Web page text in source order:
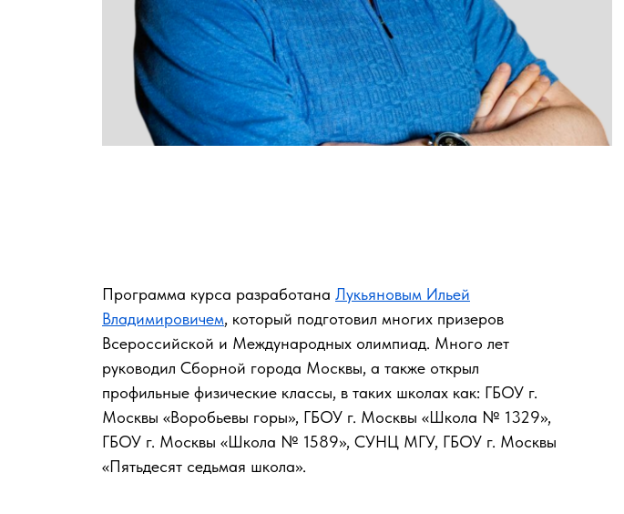
Программа курса разработана Лукьяновым Ильей
Владимировичем, который подготовил многих призеров
Всероссийской и Международных олимпиад. Много лет
руководил Сборной города Москвы, а также открыл
профильные физические классы, в таких школах как: ГБОУ г.
Москвы «Воробьевы горы», ГБОУ г. Москвы «Школа № 1329»,
ГБОУ г. Москвы «Школа № 1589», СУНЦ МГУ, ГБОУ г. Москвы
«Пятьдесят седьмая школа».